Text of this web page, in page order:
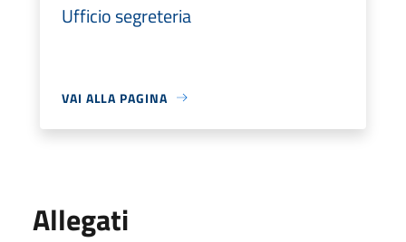
Ufficio segreteria
VAI ALLA PAGINA
Allegati